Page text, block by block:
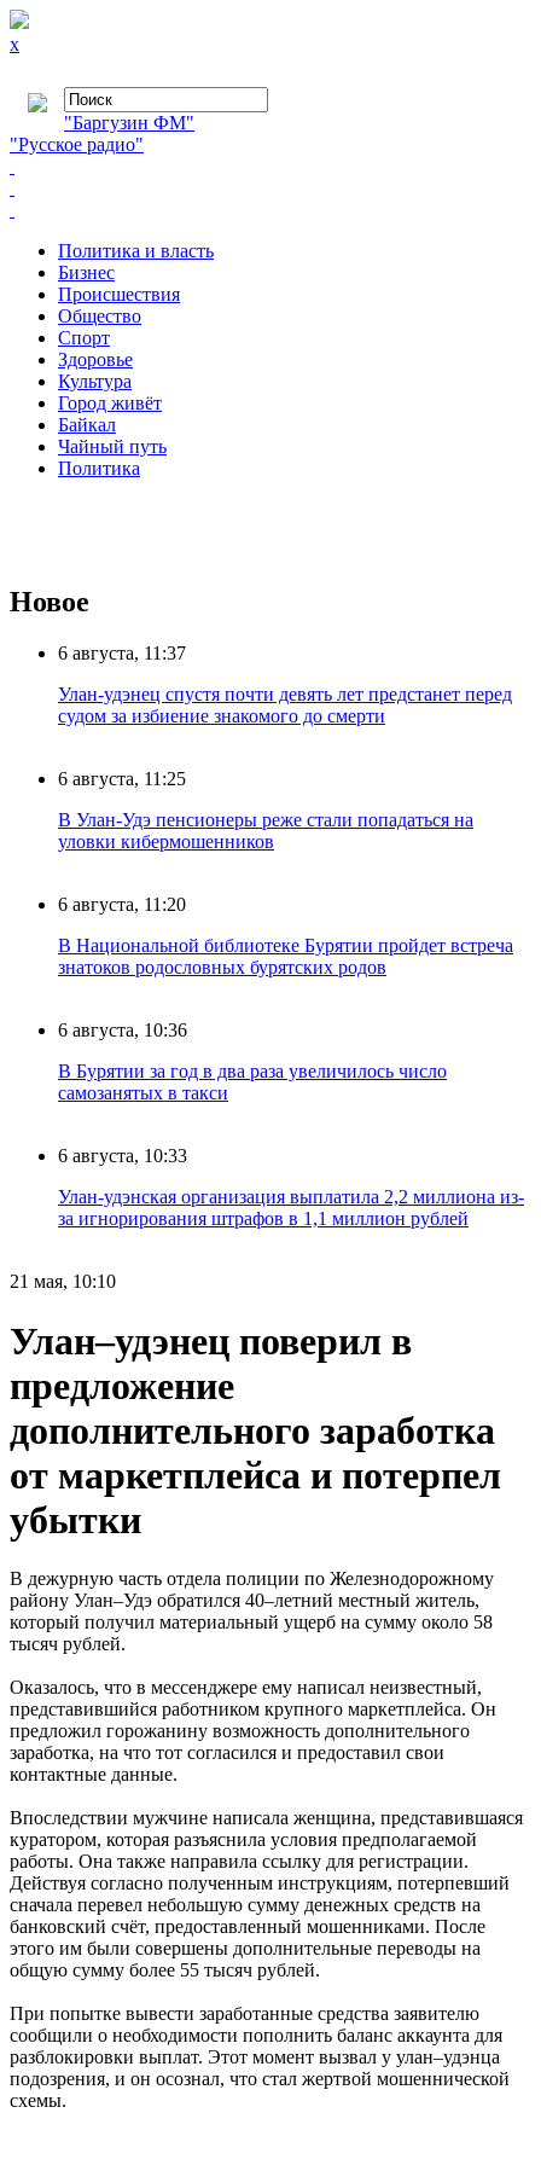
x
"Баргузин ФМ"
"Русское радио"
Политика и власть
Бизнес
Происшествия
Общество
Cпорт
Здоровье
Культура
Город живёт
Байкал
Чайный путь
Политика
Новое
6 августа, 11:37
Улан-удэнец спустя почти девять лет предстанет перед
судом за избиение знакомого до смерти
6 августа, 11:25
В Улан-Удэ пенсионеры реже стали попадаться на
уловки кибермошенников
6 августа, 11:20
В Национальной библиотеке Бурятии пройдет встреча
знатоков родословных бурятских родов
6 августа, 10:36
В Бурятии за год в два раза увеличилось число
самозанятых в такси
6 августа, 10:33
Улан-удэнская организация выплатила 2,2 миллиона из-
за игнорирования штрафов в 1,1 миллион рублей
21 мая, 10:10
Улан–удэнец поверил в
предложение
дополнительного заработка
от маркетплейса и потерпел
убытки
В дежурную часть отдела полиции по Железнодорожному
району Улан–Удэ обратился 40–летний местный житель,
который получил материальный ущерб на сумму около 58
тысяч рублей.
Оказалось, что в мессенджере ему написал неизвестный,
представившийся работником крупного маркетплейса. Он
предложил горожанину возможность дополнительного
заработка, на что тот согласился и предоставил свои
контактные данные.
Впоследствии мужчине написала женщина, представившаяся
куратором, которая разъяснила условия предполагаемой
работы. Она также направила ссылку для регистрации.
Действуя согласно полученным инструкциям, потерпевший
сначала перевел небольшую сумму денежных средств на
банковский счёт, предоставленный мошенниками. После
этого им были совершены дополнительные переводы на
общую сумму более 55 тысяч рублей.
При попытке вывести заработанные средства заявителю
сообщили о необходимости пополнить баланс аккаунта для
разблокировки выплат. Этот момент вызвал у улан–удэнца
подозрения, и он осознал, что стал жертвой мошеннической
схемы.